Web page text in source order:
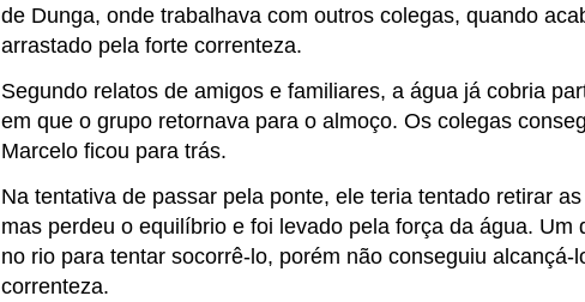
de Dunga, onde trabalhava com outros colegas, quando
arrastado pela forte correnteza.
Segundo relatos de amigos e familiares, a água já cobria
em que o grupo retornava para o almoço. Os colegas
Marcelo ficou para trás.
Na tentativa de passar pela ponte, ele teria tentado retirar
mas perdeu o equilíbrio e foi levado pela força da água. Um
no rio para tentar socorrê-lo, porém não conseguiu alcançá-
correnteza.